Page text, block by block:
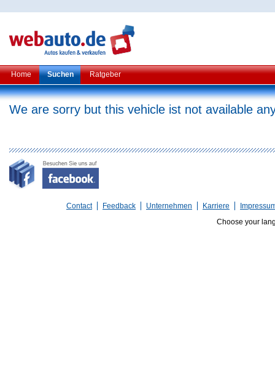
Home Suchen Ratgeber
We are sorry but this vehicle ist not available
Contact Feedback Unternehmen Karriere
Choose your